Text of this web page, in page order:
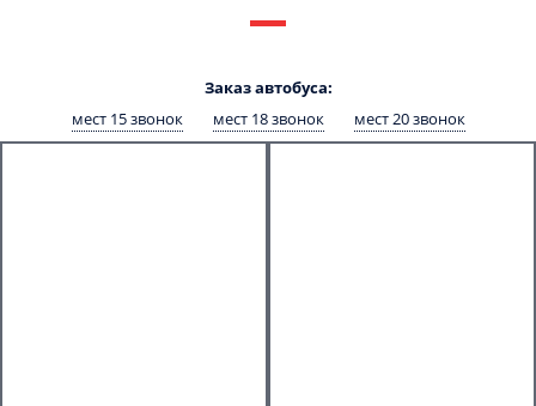
Заказ автобуса:
мест 15 звонок
мест 18 звонок мест 20 звонок
обработку моих Персональных данных